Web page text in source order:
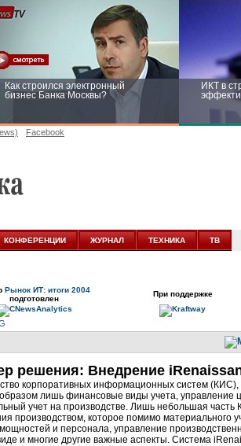
Как строился электронный
бизнес Банка Москвы?
ИКТ в
новых
Facebook
КОНФЕРЕНЦИИ ЖУРНАЛ ТЕХНИКА ТВ
Рынок ИТ: итоги 2004
подготовлен
При поддержке
решения: Внедрение
корпоративных информационных систем (КИС),
лишь финансовые виды учета, управление
учет на производстве. Лишь небольшая
производством, которое помимо
мощностей и персонала, управление
и многие другие важные аспекты. Система